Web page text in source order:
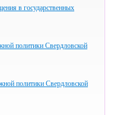
в государственных
политики Свердловской
политики Свердловской